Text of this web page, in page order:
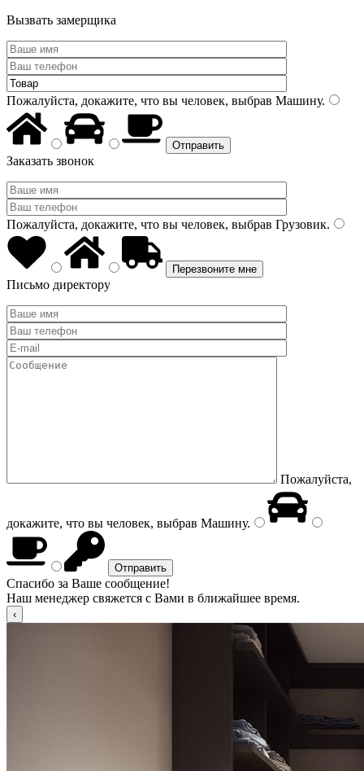
Вызвать замерщика
Пожалуйста, докажите, что вы человек, выбрав Машину.
Заказать звонок
Пожалуйста, докажите, что вы человек, выбрав Грузовик.
Письмо директору
Пожалуйста,
докажите, что вы человек, выбрав Машину.
Спасибо за Ваше сообщение!
Наш менеджер свяжется с Вами в ближайшее время.